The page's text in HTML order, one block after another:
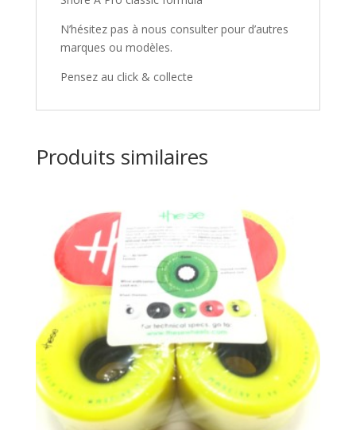
N’hésitez pas à nous consulter pour d’autres
marques ou modèles.
Pensez au click & collecte
Produits similaires